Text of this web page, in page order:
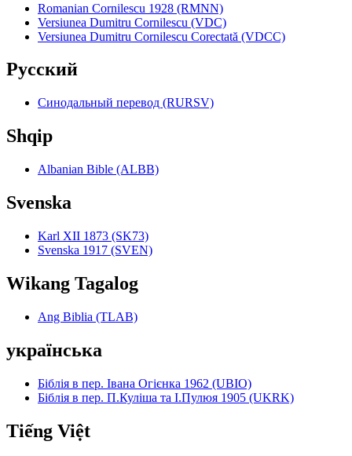
Romanian Cornilescu 1928 (RMNN)
Versiunea Dumitru Cornilescu (VDC)
Versiunea Dumitru Cornilescu Corectată (VDCC)
Pyccкий
Синодальный перевод (RURSV)
Shqip
Albanian Bible (ALBB)
Svenska
Karl XII 1873 (SK73)
Svenska 1917 (SVEN)
Wikang Tagalog
Ang Biblia (TLAB)
українська
Біблія в пер. Івана Огієнка 1962 (UBIO)
Біблія в пер. П.Куліша та І.Пулюя 1905 (UKRK)
Tiếng Việt